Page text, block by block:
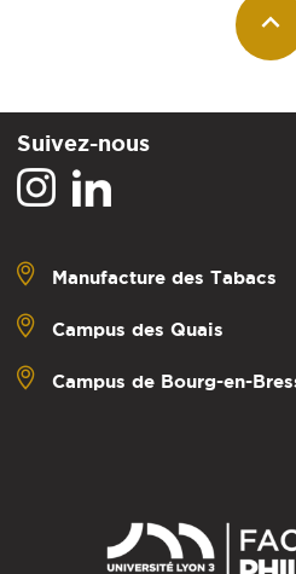
Suivez-nous
Manufacture des Tabacs
Campus des Quais
Campus de Bourg-en-